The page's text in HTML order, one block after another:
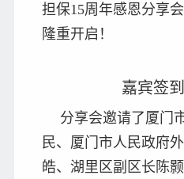
担保15周年感恩分享
隆重开启！
嘉宾签
分享会邀请了厦门
民、厦门市人民政府
皓、湖里区副区长陈